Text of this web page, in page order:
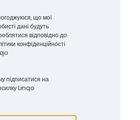
що мої
дані будуть
відповідно до
конфіденційності
підписатися на
Linqo